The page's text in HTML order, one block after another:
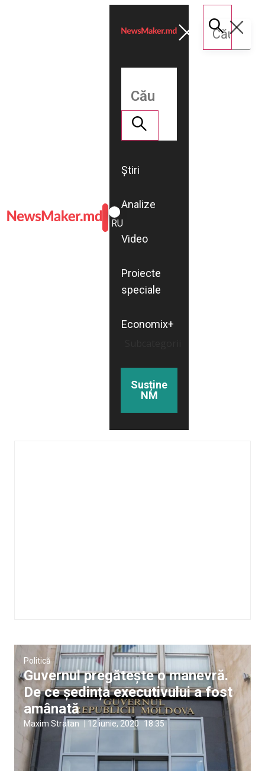
ROMÂNĂ
RU
Știri
Analize
Video
Proiecte
speciale
Economix+
Susține
NM
Politică
Guvernul pregătește o manevră.
De ce ședința executivului a fost
amânată
Maxim Stratan 12 iunie, 2020 18:35